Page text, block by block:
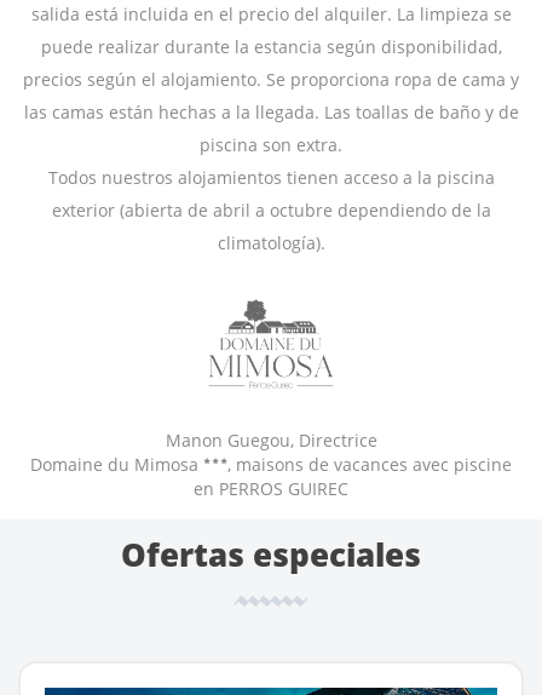
salida está incluida en el precio del alquiler. La limpieza se
puede realizar durante la estancia según disponibilidad,
precios según el alojamiento. Se proporciona ropa de cama y
las camas están hechas a la llegada. Las toallas de baño y de
piscina son extra.
Todos nuestros alojamientos tienen acceso a la piscina
exterior (abierta de abril a octubre dependiendo de la
climatología).
Manon Guegou, Directrice
Domaine du Mimosa
, maisons de vacances avec piscine
en PERROS GUIREC
Ofertas especiales